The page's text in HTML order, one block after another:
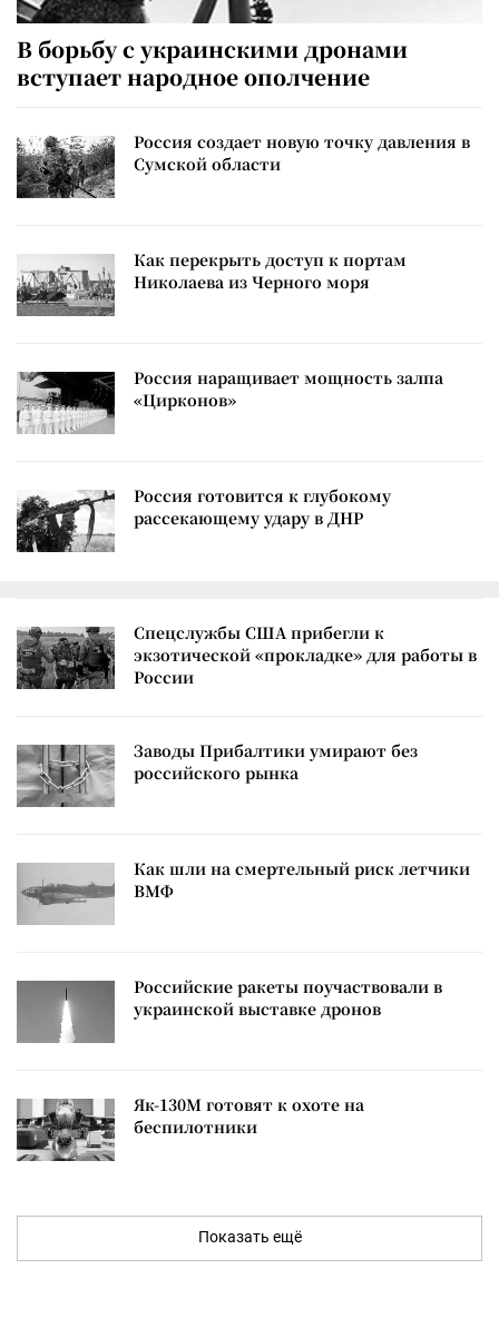
В борьбу с украинскими дронами
вступает народное ополчение
Россия создает новую точку давления в
Сумской области
Как перекрыть доступ к портам
Николаева из Черного моря
Россия наращивает мощность залпа
«Цирконов»
Россия готовится к глубокому
рассекающему удару в ДНР
Спецслужбы США прибегли к
экзотической «прокладке» для работы в
России
Заводы Прибалтики умирают без
российского рынка
Как шли на смертельный риск летчики
ВМФ
Российские ракеты поучаствовали в
украинской выставке дронов
Як-130М готовят к охоте на
беспилотники
Показать ещё